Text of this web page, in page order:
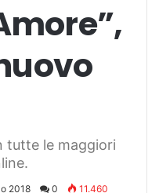
tutte le maggiori
2018 0
11.460